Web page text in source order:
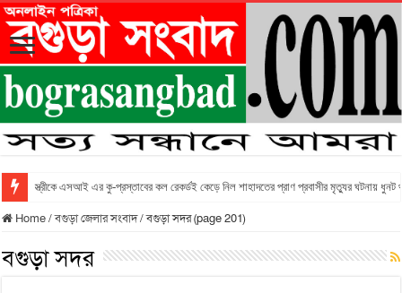
স্ত্রীকে এসআই এর কু-প্রস্তাবের কল রেকর্ডই কেড়ে নিল শাহাদতের প্রাণ প্রবাসীর মৃত্যুর ঘটনায় ধুনট
Home/বগুড়া জেলার সংবাদ/বগুড়া সদর (page 201)
বগুড়া সদর